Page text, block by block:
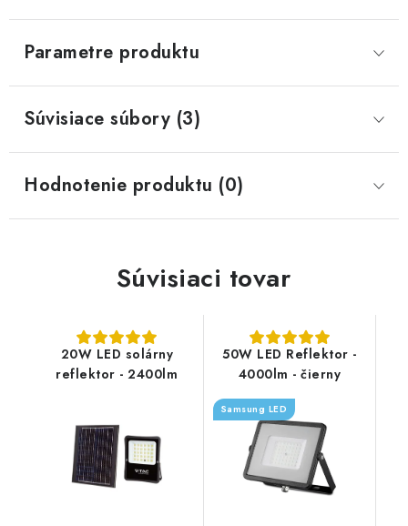
Parametre produktu
Súvisiace súbory (3)
Hodnotenie produktu (0)
Súvisiaci tovar
20W LED solárny
reflektor - 2400lm
50W LED Reflektor -
4000lm - čierny
Samsung LED